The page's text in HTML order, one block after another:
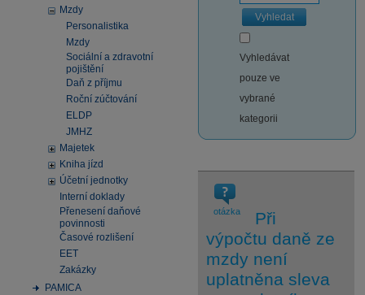
Mzdy
Personalistika
Mzdy
Sociální a zdravotní
pojištění
Daň z příjmu
Roční zúčtování
ELDP
JMHZ
Majetek
Kniha jízd
Účetní jednotky
Interní doklady
Přenesení daňové
povinnosti
Časové rozlišení
EET
Zakázky
PAMICA
Vyhledat
Vyhledávat
pouze ve
vybrané
kategorii
otázka
Při
výpočtu daně ze
mzdy není
uplatněna sleva